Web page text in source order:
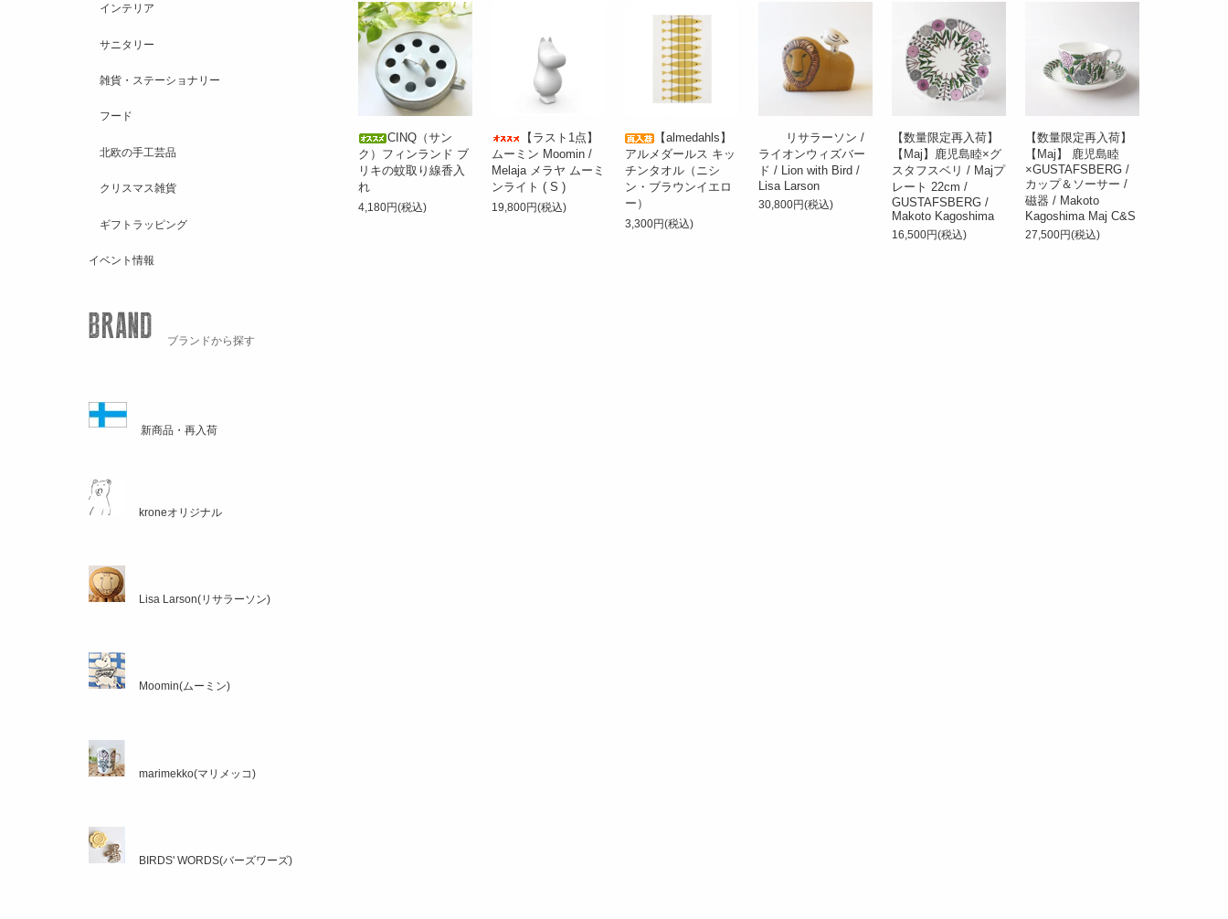
CINQ（サン
ク）フィンランド ブ
リキの蚊取り線香入
れ
4,180円(税込)
【ラスト1点】
ムーミン Moomin /
Melaja メラヤ ムーミ
ンライト ( S )
19,800円(税込)
【almedahls】
アルメダールス キッ
チンタオル（ニシ
ン・ブラウンイエロ
ー）
3,300円(税込)
リサラーソン /
ライオンウィズバー
ド / Lion with Bird /
Lisa Larson
30,800円(税込)
【数量限定再入荷】
【Maj】鹿児島睦×グ
スタフスベリ / Majプ
レート 22cm /
GUSTAFSBERG /
Makoto Kagoshima
16,500円(税込)
【数量限定再入荷】
【Maj】 鹿児島睦
×GUSTAFSBERG /
カップ＆ソーサー /
磁器 / Makoto
Kagoshima Maj C&S
27,500円(税込)
インテリア
サニタリー
雑貨・ステーショナリー
フード
北欧の手工芸品
クリスマス雑貨
ギフトラッピング
イベント情報
ブランドから探す
新商品・再入荷
kroneオリジナル
Lisa Larson(リサラーソン)
Moomin(ムーミン)
marimekko(マリメッコ)
BIRDS' WORDS(バーズワーズ)